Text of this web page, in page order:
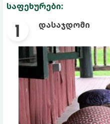
საფეხურები:
დასაჯდომი